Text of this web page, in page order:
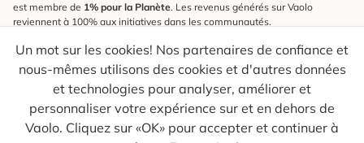
Un mot sur les cookies! Nos partenaires de confiance et
nous-mêmes utilisons des cookies et d'autres données
et technologies pour analyser, améliorer et
personnaliser votre expérience sur et en dehors de
Vaolo. Cliquez sur «OK» pour accepter et continuer à
est membre de 1% pour la Planète. Les revenus générés sur Vaolo
reviennent à 100% aux initiatives dans les communautés.
S'inscrire à l'infolettre
Pour connaître les nouveautés, suivre nos explorateurs et recevoir des
astuces pour des voyages plus conscients.
Ton courriel Envoyer